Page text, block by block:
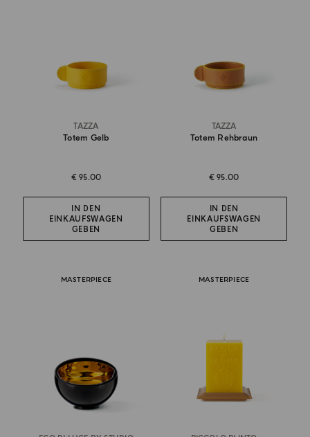
TAZZA
Totem Gelb
€ 95.00
IN DEN
EINKAUFSWAGEN
GEBEN
TAZZA
Totem Rehbraun
€ 95.00
IN DEN
EINKAUFSWAGEN
GEBEN
MASTERPIECE MASTERPIECE